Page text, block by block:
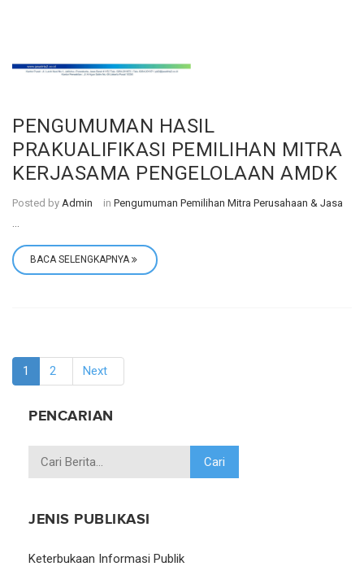
PENGUMUMAN HASIL
PRAKUALIFIKASI PEMILIHAN MITRA
KERJASAMA PENGELOLAAN AMDK
Posted by Admin in Pengumuman Pemilihan Mitra Perusahaan & Jasa
...
BACA SELENGKAPNYA
1 (current)
2 Next
PENCARIAN
JENIS PUBLIKASI
Keterbukaan Informasi Publik